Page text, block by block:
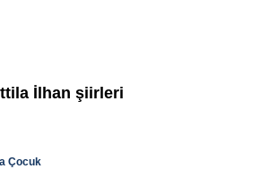
İlhan şiirleri
Çocuk